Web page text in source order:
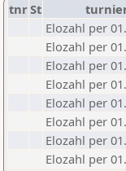
tnrSt
Elozahl per
Elozahl per
Elozahl per
Elozahl per
Elozahl per
Elozahl per
Elozahl per
Elozahl per